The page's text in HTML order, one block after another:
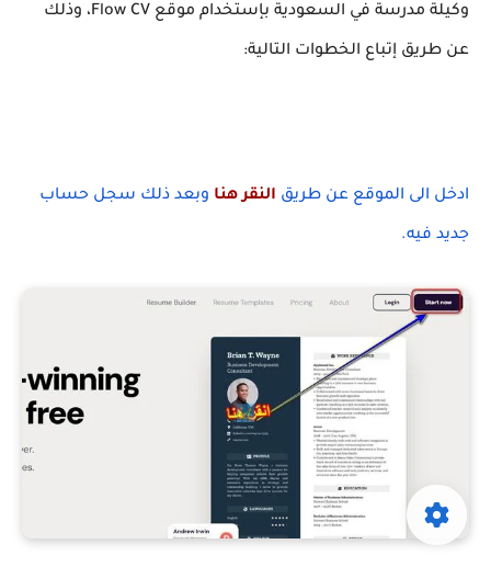
وكيلة مدرسة في السعودية بإستخدام موقع Flow CV، وذلك
عن طريق إتباع الخطوات التالية:
ادخل الى الموقع عن طريق النقر هنا وبعد ذلك سجل حساب
جديد فيه.